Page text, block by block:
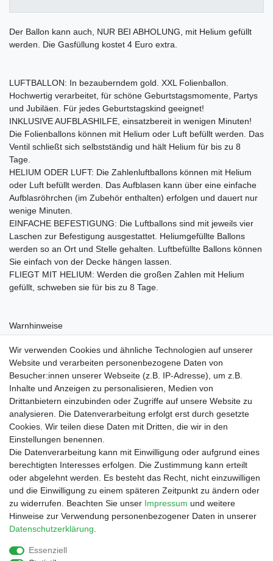
Der Ballon kann auch, NUR BEI ABHOLUNG, mit Helium gefüllt
werden. Die Gasfüllung kostet 4 Euro extra.
LUFTBALLON: In bezauberndem gold. XXL Folienballon.
Hochwertig verarbeitet, für schöne Geburtstagsmomente, Partys
und Jubiläen. Für jedes Geburtstagskind geeignet!
INKLUSIVE AUFBLASHILFE, einsatzbereit in wenigen Minuten!
Die Folienballons können mit Helium oder Luft befüllt werden. Das
Ventil schließt sich selbstständig und hält Helium für bis zu 8
Tage.
HELIUM ODER LUFT: Die Zahlenluftballons können mit Helium
oder Luft befüllt werden. Das Aufblasen kann über eine einfache
Aufblasröhrchen (im Zubehör enthalten) erfolgen und dauert nur
wenige Minuten.
EINFACHE BEFESTIGUNG: Die Luftballons sind mit jeweils vier
Laschen zur Befestigung ausgestattet. Heliumgefüllte Ballons
werden so an Ort und Stelle gehalten. Luftbefüllte Ballons können
Sie einfach von der Decke hängen lassen.
FLIEGT MIT HELIUM: Werden die großen Zahlen mit Helium
gefüllt, schweben sie für bis zu 8 Tage.
Warnhinweise
Nicht für Kinder unter 36 Monaten geeignet
Shop
Zahlungs- und Versandbedingungen
Warenkorb
Kasse
Mein Konto
Kontakt
Facebook
Service
Wir verwenden Cookies und ähnliche Technologien auf unserer
Website und verarbeiten personenbezogene Daten von
Besucher:innen unserer Webseite (z.B. IP-Adresse), um z.B.
Inhalte und Anzeigen zu personalisieren, Medien von
Drittanbietern einzubinden oder Zugriffe auf unsere Website zu
analysieren. Die Datenverarbeitung erfolgt erst durch gesetzte
Cookies. Wir teilen diese Daten mit Dritten, die wir in den
Einstellungen benennen.
Die Datenverarbeitung kann mit Einwilligung oder aufgrund eines
berechtigten Interesses erfolgen. Die Zustimmung kann erteilt
oder abgelehnt werden. Es besteht das Recht, nicht einzuwilligen
und die Einwilligung zu einem späteren Zeitpunkt zu ändern oder
zu widerrufen. Beachten Sie unser Impressum und weitere
Hinweise zur Verwendung personenbezogener Daten in unserer
Daten­schutz­erklärung
Essenziell